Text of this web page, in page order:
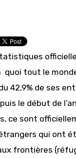
quoi tout le
42,9% de ses
le début de
ce sont
qui ont
frontières